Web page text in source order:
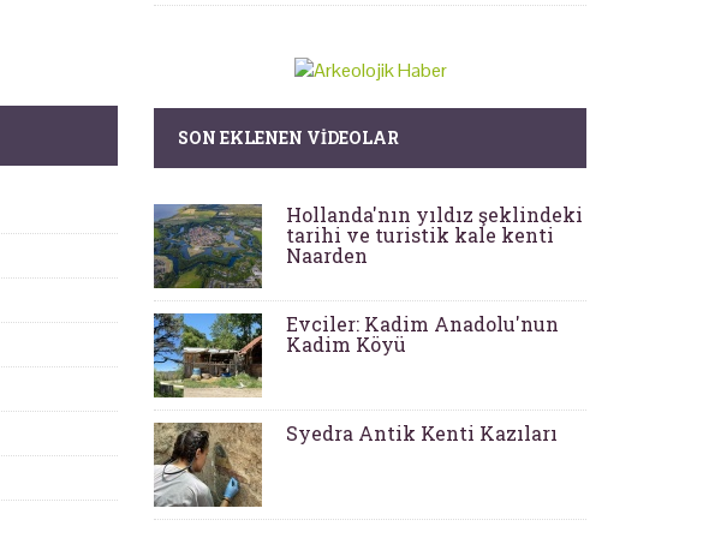
SON EKLENEN VIDEOLAR
Hollanda'nın yıldız şeklindeki
tarihi ve turistik kale kenti
Naarden
Evciler: Kadim Anadolu'nun
Kadim Köyü
Syedra Antik Kenti Kazıları